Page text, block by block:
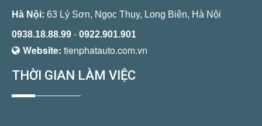
Hà Nội: 63 Lý Sơn, Ngọc Thụy, Long Biên, Hà Nội
0938.18.88.99 - 0922.901.901
Website: tienphatauto.com.vn
THỜI GIAN LÀM VIỆC